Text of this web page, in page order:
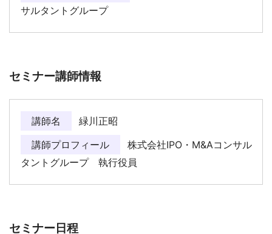
サルタントグループ
セミナー講師情報
講師名
緑川正昭
講師プロフィール
株式会社IPO・M&Aコンサル
タントグループ 執行役員
セミナー日程